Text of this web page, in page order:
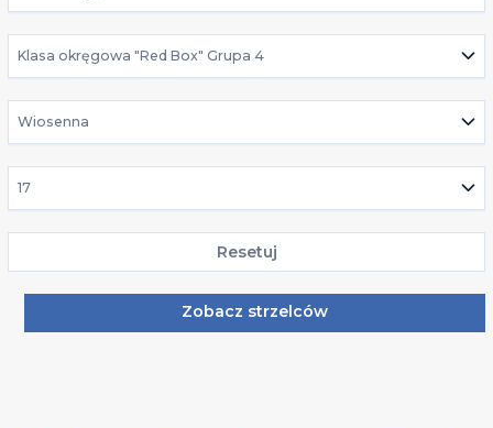
Klasa okręgowa "Red Box" Grupa 4
Wiosenna
17
Resetuj
Zobacz strzelców